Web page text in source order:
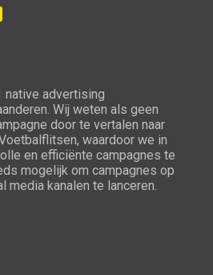
advertising
Wij weten als geen
door te vertalen naar
waardoor we in
en efficiënte campagnes te
mogelijk om campagnes op
kanalen te lanceren.